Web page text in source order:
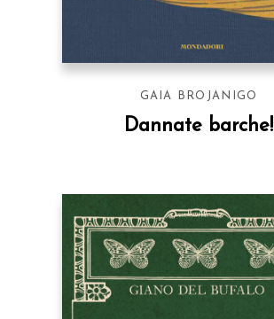
GAIA BROJANIGO
Dannate barche!